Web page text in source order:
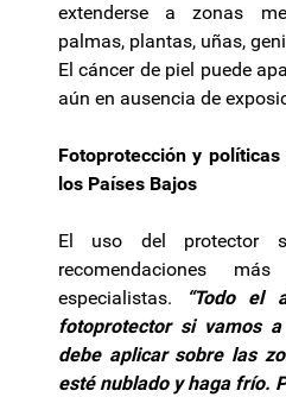
extenderse a zonas
palmas, plantas, uñas,
El cáncer de piel puede
aún en ausencia de
Fotoprotección y
los Países Bajos
El uso del protector
recomendaciones
especialistas. “Todo el
fotoprotector si vamos
debe aplicar sobre las
esté nublado y haga frío.